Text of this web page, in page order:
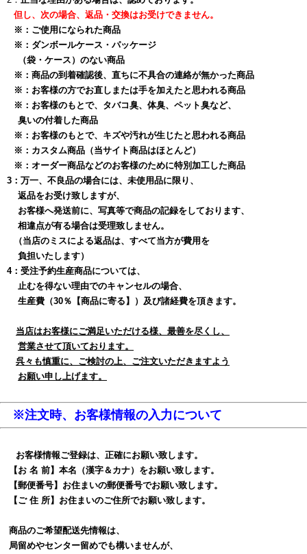
但し、次の場合、返品・交換はお受けできません。
※： ご使用になられた商品
※： ダンボールケース・パッケージ
（袋・ケース）のない商品
※： 商品の到着確認後、直ちに不具合の連絡が無かった商品
※： お客様の方でお直しまたは手を加えたと思われる商品
※： お客様のもとで、タバコ臭、体臭、ペット臭など、
臭いの付着した商品
※： お客様のもとで、キズや汚れが生じたと思われる商品
※： カスタム商品（当サイト商品はほとんど）
※： オーダー商品などのお客様のために特別加工した商品
3： 万一、不良品の場合には、未使用品に限り、
返品をお受け致しますが、
お客様へ発送前に、写真等で商品の記録をしております、
相違点が有る場合は受理致しません。
（当店のミスによる返品は、すべて当方が費用を
負担いたします）
4： 受注予約生産商品については、
止むを得ない理由でのキャンセルの場合、
生産費（30％【商品に寄る】）及び諸経費を頂きます。
当店はお客様にご満足いただける様、最善を尽くし、
営業させて頂いております。
呉々も慎重に、ご検討の上、ご注文いただきますよう
お願い申し上げます。
※注文時、お客様情報の入力について
お客様情報ご登録は、正確にお願い致します。
【お 名 前】本名（漢字＆カナ）をお願い致します。
【郵便番号】お住まいの郵便番号でお願い致します。
【ご 住 所】お住まいのご住所でお願い致します。
商品のご希望配送先情報は、
局留めやセンター留めでも構いませんが、